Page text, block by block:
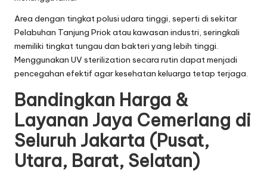
Area dengan tingkat polusi udara tinggi, seperti di sekitar
Pelabuhan Tanjung Priok atau kawasan industri, seringkali
memiliki tingkat tungau dan bakteri yang lebih tinggi.
Menggunakan UV sterilization secara rutin dapat menjadi
pencegahan efektif agar kesehatan keluarga tetap terjaga.
Bandingkan Harga &
Layanan Jaya Cemerlang di
Seluruh Jakarta (Pusat,
Utara, Barat, Selatan)